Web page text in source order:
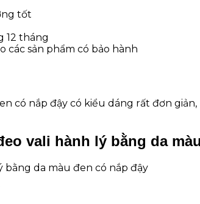
tốt
12 tháng
các sản phẩm có bảo hành
có nắp đậy có kiểu dáng rất đơn
vali hành lý bằng da
bằng da màu đen có nắp đậy